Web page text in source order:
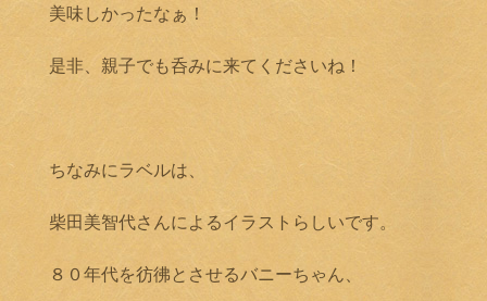
美味しかったなぁ！
是非、親子でも呑みに来てくださいね！
ちなみにラベルは、
柴田美智代さんによるイラストらしいです。
８０年代を彷彿とさせるバニーちゃん、